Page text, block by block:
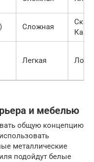
Сложная
Легкая Лофт
и мебелью
общую концепцию
металлические
подойдут белые